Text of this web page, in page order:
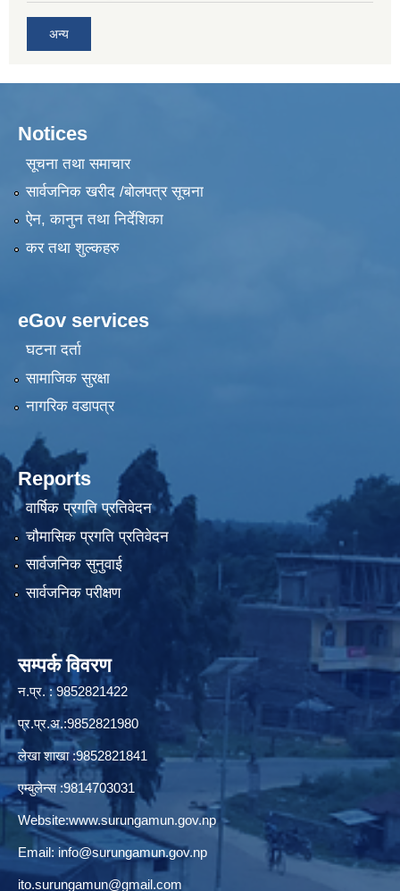
अन्य
Notices
सूचना तथा समाचार
सार्वजनिक खरीद /बोलपत्र सूचना
ऐन, कानुन तथा निर्देशिका
कर तथा शुल्कहरु
eGov services
घटना दर्ता
सामाजिक सुरक्षा
नागरिक वडापत्र
Reports
वार्षिक प्रगति प्रतिवेदन
चौमासिक प्रगति प्रतिवेदन
सार्वजनिक सुनुवाई
सार्वजनिक परीक्षण
सम्पर्क विवरण
न.प्र. : 9852821422
प्र.प्र.अ.:9852821980
लेखा शाखा :9852821841
एम्बुलेन्स :9814703031
Website:www.surungamun.gov.np
Email: info@surungamun.gov.np
ito.surungamun@gmail.com